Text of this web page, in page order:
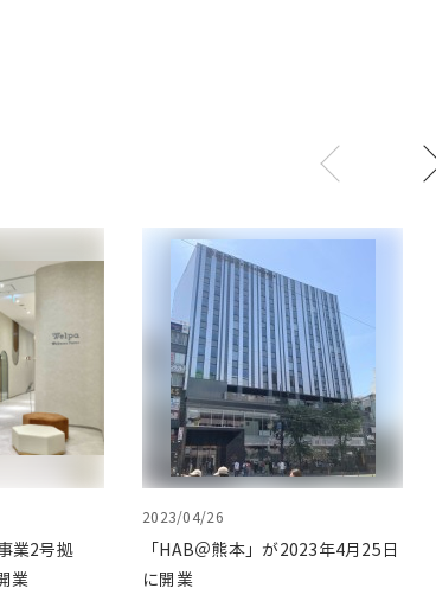
業2号拠
業
2023/04/26
「HAB＠熊本」が2023年4月25日
に開業